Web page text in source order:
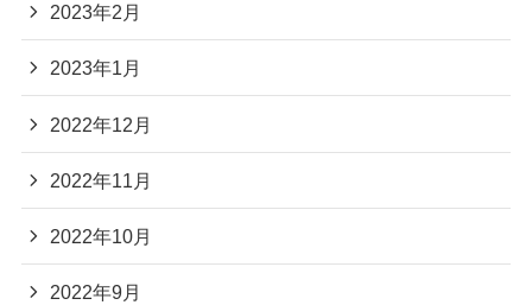
2023年2月
2023年1月
2022年12月
2022年11月
2022年10月
2022年9月